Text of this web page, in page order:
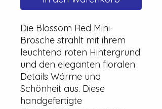
Die Blossom Red Mini-
Brosche strahlt mit ihrem
leuchtend roten Hintergrund
und den eleganten floralen
Details Wärme und
Schönheit aus. Diese
handgefertigte